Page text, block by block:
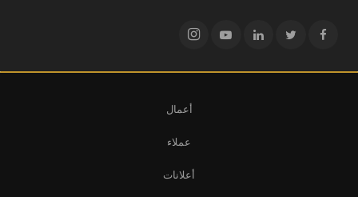
أعمال
عملاء
أعلانات